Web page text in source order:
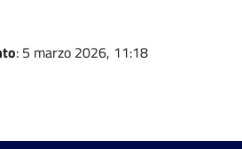
: 5 marzo 2026, 11:18